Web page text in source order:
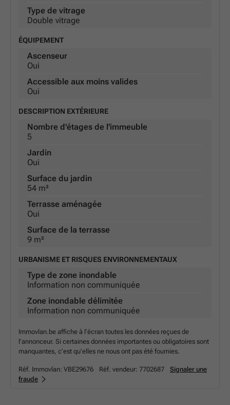
Type de vitrage
Double vitrage
ÉQUIPEMENT
Ascenseur
Oui
Accessible aux moins valides
Oui
DESCRIPTION EXTÉRIEURE
Nombre d'étages de l'immeuble
5
Jardin
Oui
Surface du jardin
54 m²
Terrasse aménagée
Oui
Surface de la terrasse
9 m²
URBANISME ET RISQUES ENVIRONNEMENTAUX
Type de zone inondable
Information non communiquée
Zone inondable délimitée
Information non communiquée
Immovlan.be affiche à l’écran toutes les données reçues de
l’annonceur. Si certaines données importantes ou obligatoires sont
manquantes, c’est qu’elles ne nous ont pas été fournies.
Réf. Immovlan: VBE29676 Réf. vendeur: 7702687
Signaler une
fraude